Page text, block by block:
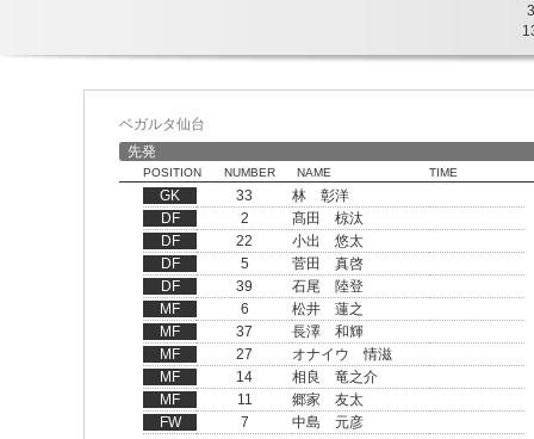
3
ベガルタ仙台
先発
POSITION NUMBER NAME TIME
GK 33
林 彰洋
DF
2
髙田 椋汰
DF
22
小出 悠太
DF
5
菅田 真啓
DF
39
石尾 陸登
MF
6
松井 蓮之
MF
37
長澤 和輝
MF
27
オナイウ 情滋
MF
14
相良 竜之介
MF
11
郷家 友太
FW
7
中島 元彦